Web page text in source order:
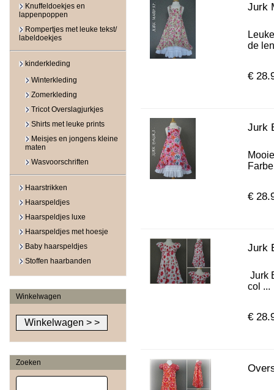
Knuffeldoekjes en
lappenpoppen
Rompertjes met leuke tekst/
labeldoekjes
kinderkleding
Winterkleding
Zomerkleding
Tricot Overslagjurkjes
Shirts met leuke prints
Meisjes en jongens kleine
maten
Wasvoorschriften
Haarstrikken
Haarspeldjes
Haarspeldjes luxe
Haarspeldjes met hoesje
Baby haarspeldjes
Stoffen haarbanden
Winkelwagen
Zoeken
Jurk
de
€
Jurk
€
Jurk
Jurk
col ...
€